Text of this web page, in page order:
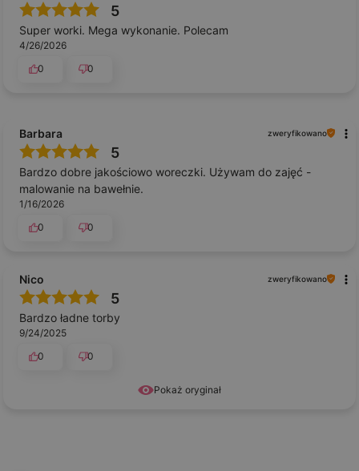
5
Super worki. Mega wykonanie. Polecam
4/26/2026
0
0
Barbara zweryfikowano
5
Bardzo dobre jakościowo woreczki. Używam do zajęć -
malowanie na bawełnie.
1/16/2026
0
0
Pokaż oryginał
Nico zweryfikowano
5
Bardzo ładne torby
9/24/2025
0
0